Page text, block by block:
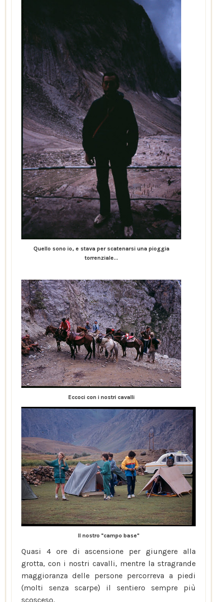
Quello sono io, e stava per scatenarsi una pioggia
torrenziale...
Eccoci con i nostri cavalli
Il nostro "campo base"
Quasi 4 ore di ascensione per giungere alla
grotta, con i nostri cavalli, mentre la stragrande
maggioranza delle persone percorreva a piedi
(molti senza scarpe) il sentiero sempre più
scosceso.